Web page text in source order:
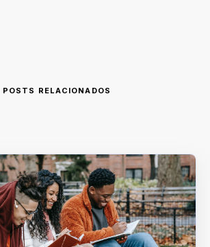
POSTS RELACIONADOS